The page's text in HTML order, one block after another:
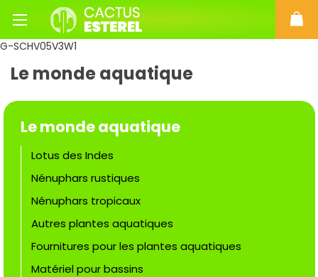
G-SCHV05V3W1
Le monde aquatique
Le monde aquatique
Lotus des Indes
Nénuphars rustiques
Nénuphars tropicaux
Autres plantes aquatiques
Fournitures pour les plantes aquatiques
Matériel pour bassins